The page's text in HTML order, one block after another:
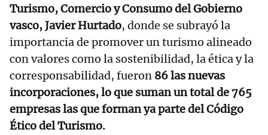
Turismo, Comercio y Consumo del Gobierno
vasco, Javier Hurtado, donde se subrayó la
importancia de promover un turismo alineado
con valores como la sostenibilidad, la ética y la
corresponsabilidad, fueron 86 las nuevas
incorporaciones, lo que suman un total de 765
empresas las que forman ya parte del Código
Ético del Turismo.